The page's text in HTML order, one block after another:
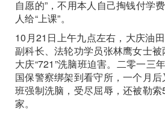
自愿的”，不用本人自己掏钱付学
人给“上课”。
10月21日上午九点左右，大庆油
副科长、法轮功学员张林鹰女士
大庆“721”洗脑班迫害。二零一三
国保警察绑架到看守所，一个月后
班强制洗脑，受尽屈辱，还被勒
家。